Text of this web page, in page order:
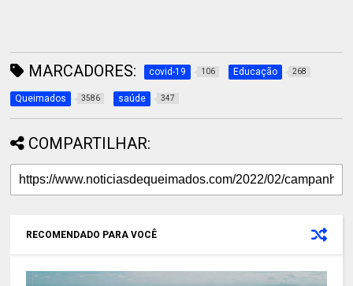
MARCADORES: covid-19 106 Educação 268
Queimados 3586 saúde 347
COMPARTILHAR:
RECOMENDADO PARA VOCÊ